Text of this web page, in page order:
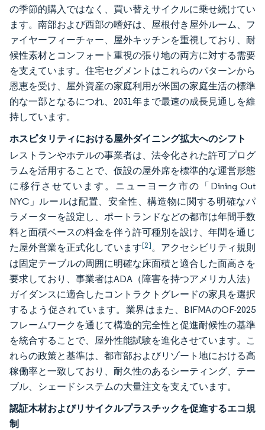
の季節的購入ではなく、買い替えサイクルに乗せ続けてい
ます。南部および西部の嗜好は、屋根付き屋外ルーム、フ
ァイヤーフィーチャー、屋外キッチンを重視しており、耐
候性素材とコンフォート重視の張り地の両方に対する需要
を支えています。住宅セグメントはこれらのパターンから
恩恵を受け、屋外資産の家庭利用が米国の家庭生活の標準
的な一部となるにつれ、2031年まで最速の成長見通しを維
持しています。
ホスピタリティにおける屋外ダイニング拡大へのシフト
レストランやホテルの事業者は、法令化された許可プログ
ラムを活用することで、仮設の屋外席を標準的な運営形態
に移行させています。ニューヨーク市の「Dining Out
NYC」ルールは配置、安全性、構造物に関する明確なパ
ラメーターを設定し、ポートランドなどの都市は年間手数
料と面積ベースの料金を伴う許可種別を設け、年間を通じ
た屋外営業を正式化しています[2]。アクセシビリティ規則
は固定テーブルの周囲に明確な床面積と適合した面高さを
要求しており、事業者はADA（障害を持つアメリカ人法）
ガイダンスに適合したコントラクトグレードの家具を選択
するよう促されています。業界はまた、BIFMAのOF-2025
フレームワークを通じて構造的完全性と促進耐候性の基準
を統合することで、屋外性能試験を進化させています。こ
れらの政策と基準は、都市部およびリゾート地における高
稼働率と一致しており、耐久性のあるシーティング、テー
ブル、シェードシステムの大量注文を支えています。
認証木材およびリサイクルプラスチックを促進するエコ規
制